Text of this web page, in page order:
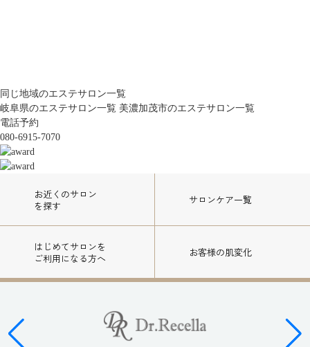
同じ地域のエステサロン一覧
岐阜県のエステサロン一覧 美濃加茂市のエステサロン一覧
電話予約
080-6915-7070
お近くのサロン
を探す
サロンケア一覧
はじめてサロンを
ご利用になる方へ
お客様の肌変化